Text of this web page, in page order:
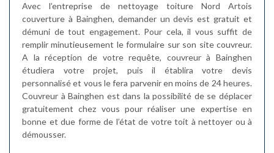
Avec l’entreprise de nettoyage toiture Nord Artois
couverture à Bainghen, demander un devis est gratuit et
démuni de tout engagement. Pour cela, il vous suffit de
remplir minutieusement le formulaire sur son site couvreur.
A la réception de votre requête, couvreur à Bainghen
étudiera votre projet, puis il établira votre devis
personnalisé et vous le fera parvenir en moins de 24 heures.
Couvreur à Bainghen est dans la possibilité de se déplacer
gratuitement chez vous pour réaliser une expertise en
bonne et due forme de l’état de votre toit à nettoyer ou à
démousser.